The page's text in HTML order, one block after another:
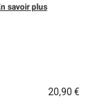
savoir plus
20,90 €